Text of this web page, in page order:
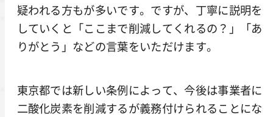
疑われる方もが多いです。ですが、丁寧に説明を
していくと「ここまで削減してくれるの？」「あ
りがとう」などの言葉をいただけます。
東京都では新しい条例によって、今後は事業者に
二酸化炭素を削減するが義務付けられることにな